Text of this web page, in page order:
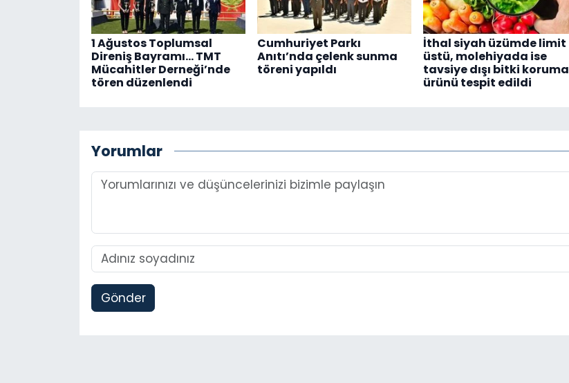
1 Ağustos Toplumsal
Direniş Bayramı... TMT
Mücahitler Derneği’nde
tören düzenlendi
Cumhuriyet Parkı
Anıtı’nda çelenk sunma
töreni yapıldı
İthal siyah üzümde limit
üstü, molehiyada ise
tavsiye dışı bitki koruma
ürünü tespit edildi
Yorumlar
Gönder